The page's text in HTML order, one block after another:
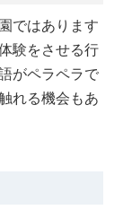
ではあります
験をさせる行
がペラペラで
れる機会もあ